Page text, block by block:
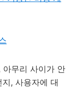
아무리 사이가 안
, 사용자에 대